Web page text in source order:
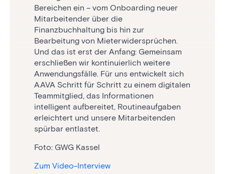
Bereichen ein – vom Onboarding neuer
Mitarbeitender über die
Finanzbuchhaltung bis hin zur
Bearbeitung von Mieterwidersprüchen.
Und das ist erst der Anfang: Gemeinsam
erschließen wir kontinuierlich weitere
Anwendungsfälle. Für uns entwickelt sich
AAVA Schritt für Schritt zu einem digitalen
Teammitglied, das Informationen
intelligent aufbereitet, Routineaufgaben
erleichtert und unsere Mitarbeitenden
spürbar entlastet.
Foto: GWG Kassel
Zum Video-Interview
einführen, sondern unsere Prozesse
gezielt weiterentwickeln. Mit Wodis Yuneo
haben wir unsere Abläufe strukturiert und
entwickeln mit AAVA den Einsatz von KI
Schritt für Schritt weiter – bewusst nicht
als zusätzliches Tool, sondern integriert in
unsere Prozesse, dort, wo sie uns im
Alltag bei Routinen und der Vorbereitung
von Entscheidungen sinnvoll unterstützen
kann.
Foto: WG Aufbau Dresden eG
Zum Video-Interview
Andy Klyscz
Mit AAVA setzen wir KI bereits in
verschiedenen Prozessen produktiv ein.
Besonders wertvoll ist für uns, dass wir
unsere Erfahrungen direkt in die
Weiterentwicklung einbringen können. So
entsteht eine Lösung, die sich konsequent
an den Anforderungen der
Wohnungswirtschaft, der Baubranche und
weiterer Bereiche orientiert.
Foto: GWG Kassel
Zum Video-Interview